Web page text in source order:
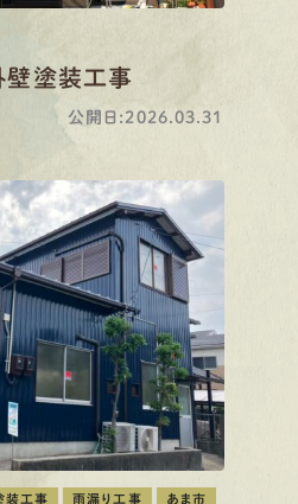
塗装工事
公開日:2026.03.31
装工事 雨漏り工事 あま市